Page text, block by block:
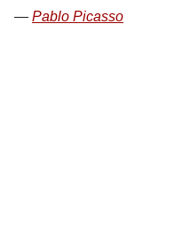
Pablo Picasso